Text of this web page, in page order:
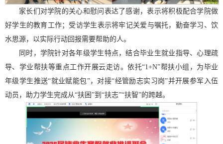
家长们对学院的关心和慰问表达了感谢，表示将积极配合学院做
好学生的教育工作；受访学生表示将牢记关爱与嘱托，勤奋学习、饮
水思源，以实际行动回报需要帮助的人。
同时，学院针对各年级学生特点，结合毕业生就业指导、心理疏
导、学业帮扶等重点工作开展云走访。依托“1+N”帮扶小组，为毕业
年级学生推送“就业赋能包”，对接“经管励志实习岗”并开展参军入伍
动员，助力学生完成从“扶困”到“扶志”“扶智”的跨越。